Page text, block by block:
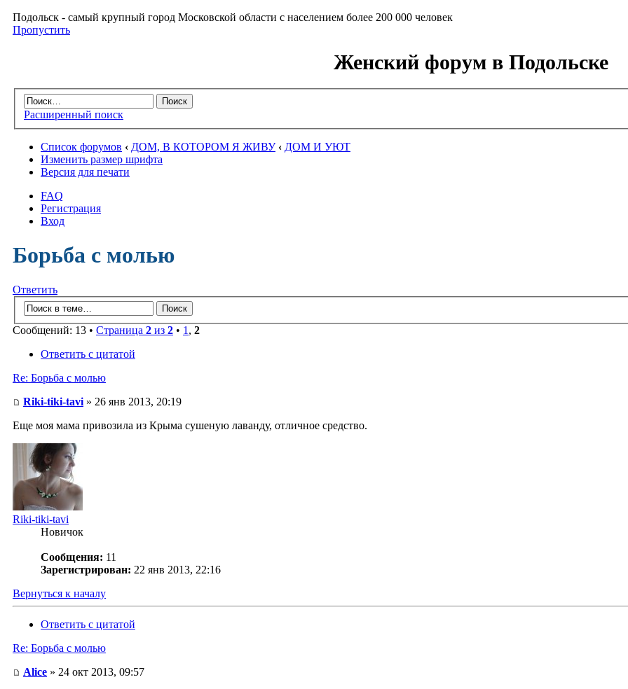
Подольск - самый крупный город Московской области с населением более 200 000 человек
Пропустить
Женский форум в Подольске
Расширенный поиск
Список форумов ‹ ДОМ, В КОТОРОМ Я ЖИВУ ‹ ДОМ И УЮТ
Изменить размер шрифта
Версия для печати
FAQ
Регистрация
Вход
Борьба с молью
Ответить
Сообщений: 13 • Страница 2 из 2 • 1 , 2
Ответить с цитатой
Re: Борьба с молью
Riki-tiki-tavi » 26 янв 2013, 20:19
Еще моя мама привозила из Крыма сушеную лаванду, отличное средство.
Riki-tiki-tavi
Новичок
Сообщения: 11
Зарегистрирован: 22 янв 2013, 22:16
Вернуться к началу
Ответить с цитатой
Re: Борьба с молью
Alice » 24 окт 2013, 09:57